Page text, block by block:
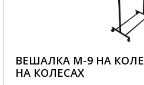
ВЕШАЛКА М-9 НА
НА КОЛЕСАХ